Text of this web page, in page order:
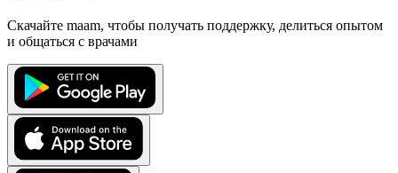
Скачайте maam, чтобы получать поддержку, делиться опытом
и общаться с врачами